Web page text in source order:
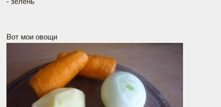
Вот мои овощи